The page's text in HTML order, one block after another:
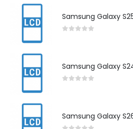
Samsung Galaxy
Samsung Galaxy
Samsung Galaxy